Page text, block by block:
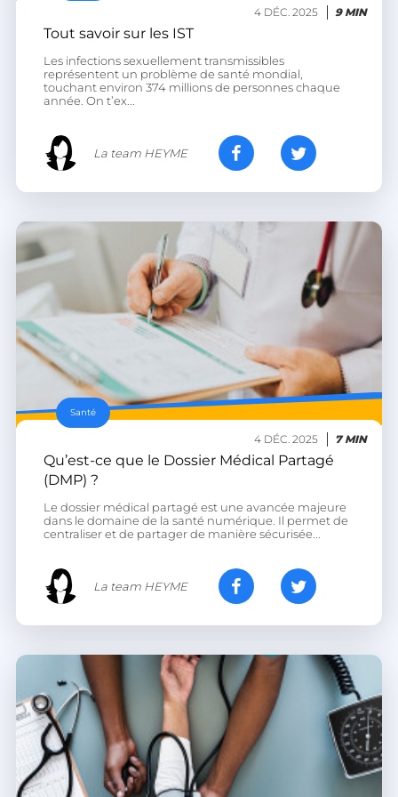
4 DÉC. 2025 9 MIN
Tout savoir sur les IST
Les infections sexuellement transmissibles
représentent un problème de santé mondial,
touchant environ 374 millions de personnes chaque
année. On t’ex...
La team HEYME
4 DÉC. 2025 7 MIN
Santé
Qu’est-ce que le Dossier Médical Partagé
(DMP) ?
Le dossier médical partagé est une avancée majeure
dans le domaine de la santé numérique. Il permet de
centraliser et de partager de manière sécurisée...
La team HEYME
.accounts.livechatinc.com
heyme_session .heyme.care
PERSISTID
accounts.livechatinc.com
CookieScriptConsent
CookieScript
.heyme.care
VISITOR_PRIVACY_METADATA
YouTube
.youtube.com